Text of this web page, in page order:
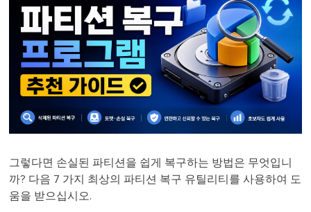
그렇다면 손실된 파티션을 쉽게 복구하는 방법은 무엇입니
까? 다음 7 가지 최상의 파티션 복구 유틸리티를 사용하여 도
움을 받으십시오.